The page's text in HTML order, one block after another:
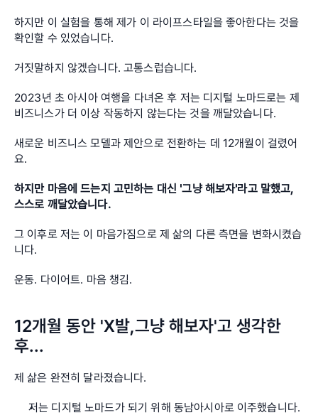
하지만 이 실험을 통해 제가 이 라이프스타일을 좋아한다는 것을
확인할 수 있었습니다.
거짓말하지 않겠습니다. 고통스럽습니다.
2023년 초 아시아 여행을 다녀온 후 저는 디지털 노마드로는 제
비즈니스가 더 이상 작동하지 않는다는 것을 깨달았습니다.
새로운 비즈니스 모델과 제안으로 전환하는 데 12개월이 걸렸어
요.
하지만 마음에 드는지 고민하는 대신 '그냥 해보자'라고 말했고,
스스로 깨달았습니다.
그 이후로 저는 이 마음가짐으로 제 삶의 다른 측면을 변화시켰습
니다.
운동. 다이어트. 마음 챙김.
12개월 동안 'X발,그냥 해보자'고 생각한
후...
제 삶은 완전히 달라졌습니다.
저는 디지털 노마드가 되기 위해 동남아시아로 이주했습니다.